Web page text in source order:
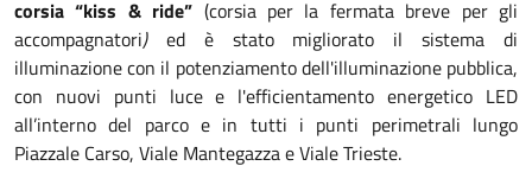
corsia “kiss & ride” (corsia per la fermata breve per gli
accompagnatori)ed è stato migliorato il sistema di
illuminazione con il potenziamento dell'illuminazione pubblica,
con nuovi punti luce e l'efficientamento energetico LED
all’interno del parco e in tutti i punti perimetrali lungo
Piazzale Carso, Viale Mantegazza e Viale Trieste.